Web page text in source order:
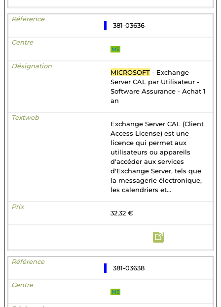
381-03636
MS
MICROSOFT - Exchange
Server CAL par Utilisateur -
Software Assurance - Achat 1
an
Exchange Server CAL (Client
Access License) est une
licence qui permet aux
utilisateurs ou appareils
d'accéder aux services
d'Exchange Server, tels que
la messagerie électronique,
les calendriers et...
32,32 €
381-03638
MS